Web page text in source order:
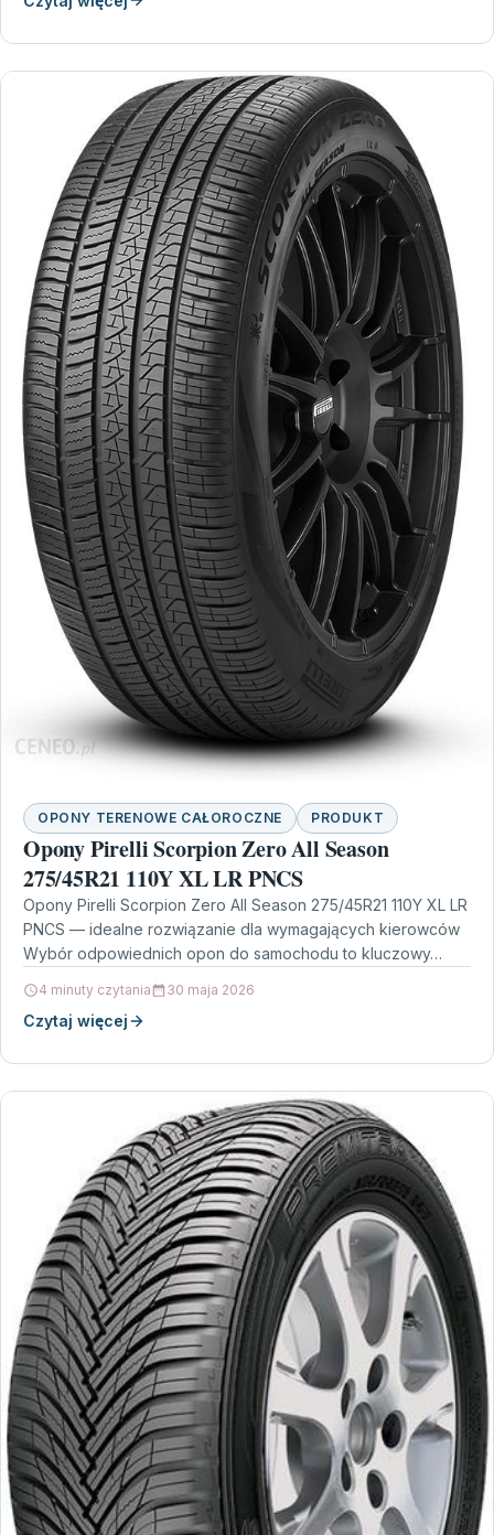
OPONY TERENOWE CAŁOROCZNE PRODUKT
Opony Pirelli Scorpion Zero All Season
275/45R21 110Y XL LR PNCS
Opony Pirelli Scorpion Zero All Season 275/45R21 110Y XL LR
PNCS — idealne rozwiązanie dla wymagających kierowców
Wybór odpowiednich opon do samochodu to kluczowy…
4 minuty czytania 30 maja 2026
Czytaj więcej